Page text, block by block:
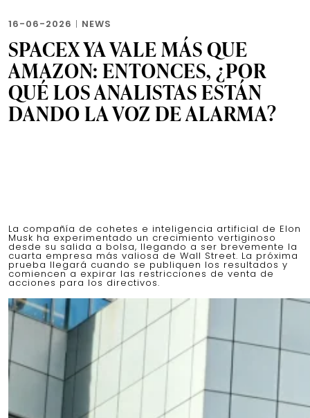
16-06-2026 | NEWS
SPACEX YA VALE MÁS QUE
AMAZON: ENTONCES, ¿POR
QUÉ LOS ANALISTAS ESTÁN
DANDO LA VOZ DE ALARMA?
La compañía de cohetes e inteligencia artificial de Elon
Musk ha experimentado un crecimiento vertiginoso
desde su salida a bolsa, llegando a ser brevemente la
cuarta empresa más valiosa de Wall Street. La próxima
prueba llegará cuando se publiquen los resultados y
comiencen a expirar las restricciones de venta de
acciones para los directivos.